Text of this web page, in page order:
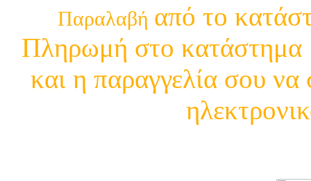
Παραλαβή από το
Πληρωμή στο κατάστημα
και η παραγγελία σου